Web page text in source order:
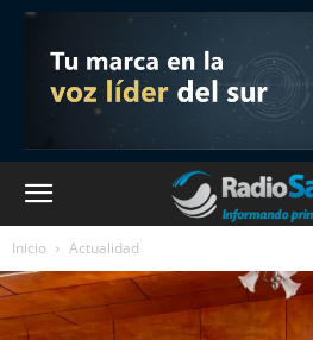
Inicio Actualidad